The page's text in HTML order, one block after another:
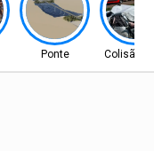
Ponte Colisão